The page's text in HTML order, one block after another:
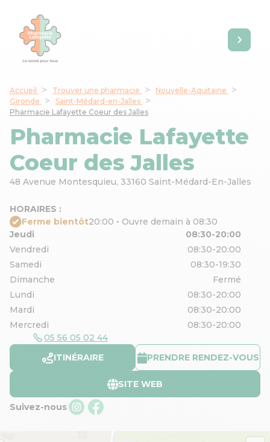
Accueil Trouver une pharmacie
Nouvelle-Aquitaine
Gironde
Saint-Médard-en-Jalles
Pharmacie Lafayette Coeur des Jalles
Pharmacie Lafayette
Coeur des Jalles
48 Avenue Montesquieu, 33160 Saint-Médard-En-Jalles
HORAIRES :
Ferme bientôt20:00 • Ouvre demain à 08:30
Jeudi
08:30-20:00
Vendredi
08:30-20:00
Samedi
08:30-19:30
Dimanche
Fermé
Lundi
08:30-20:00
Mardi
08:30-20:00
Mercredi
08:30-20:00
05 56 05 02 44
ITINÉRAIRE
PRENDRE RENDEZ-VOUS
SITE WEB
Suivez-nous